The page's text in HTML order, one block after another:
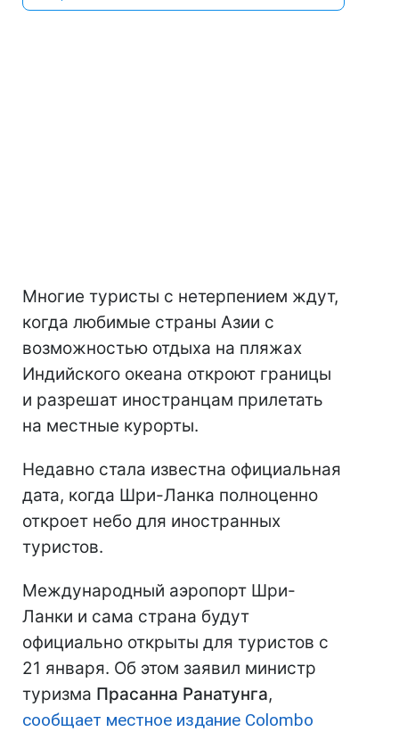
Многие туристы с нетерпением ждут,
когда любимые страны Азии с
возможностью отдыха на пляжах
Индийского океана откроют границы
и разрешат иностранцам прилетать
на местные курорты.
Недавно стала известна официальная
дата, когда Шри-Ланка полноценно
откроет небо для иностранных
туристов.
Международный аэропорт Шри-
Ланки и сама страна будут
официально открыты для туристов с
21 января. Об этом заявил министр
туризма Прасанна Ранатунга,
сообщает местное издание Colombo